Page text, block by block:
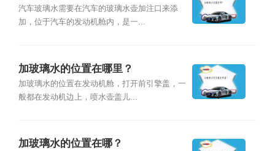
汽车玻璃水需要在汽车的玻璃水壶加注口来添
加，位于汽车的发动机舱内，是一...
加玻璃水的位置在哪里？
加玻璃水的位置在发动机舱，打开前引擎盖，一
般都在发动机边上，喷水壶盖儿...
加玻璃水的位置在哪？